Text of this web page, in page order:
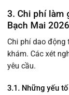
3. Chi phí làm
Bạch Mai 2026
Chi phí dao
khám. Các xét
yêu cầu.
3.1. Những yếu